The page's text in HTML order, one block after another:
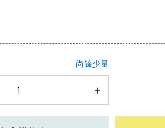
尚餘少量